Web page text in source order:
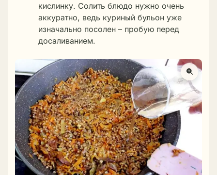
кислинку. Солить блюдо нужно очень
аккуратно, ведь куриный бульон уже
изначально посолен – пробую перед
досаливанием.